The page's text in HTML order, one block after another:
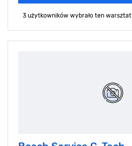
3 użytkowników wybrało ten warsztat